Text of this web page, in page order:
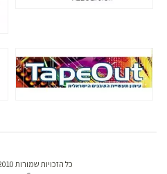
כל הזכויות שמורות Chiportal (c) 2010